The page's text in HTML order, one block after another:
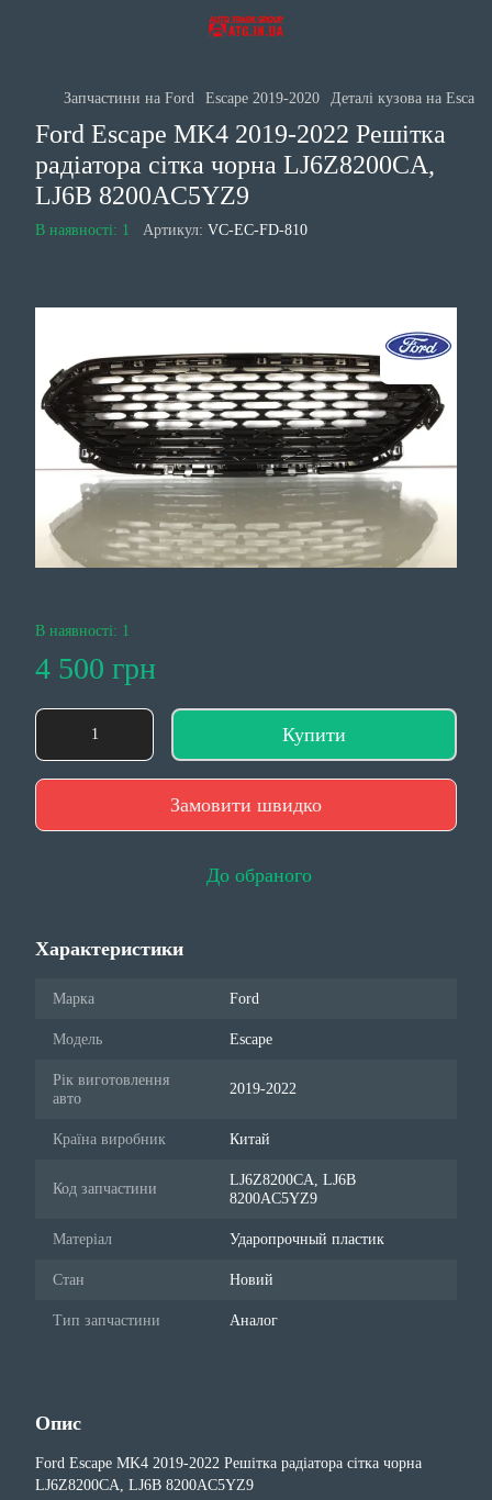
Запчастини на Ford Escape 2019-2020 Деталі кузова на
Ford Escape MK4 2019-2022 Решітка
радіатора сітка чорна LJ6Z8200CA,
LJ6B 8200AC5YZ9
В наявності: 1 Артикул: VC-EC-FD-810
В наявності: 1
4 500 грн
Купити
Замовити швидко
До обраного
Характеристики
Марка Ford
Модель Escape
Рік виготовлення
авто
2019-2022
Країна виробник Китай
Код запчастини
LJ6Z8200CA, LJ6B
8200AC5YZ9
Матеріал Ударопрочный пластик
Стан Новий
Тип запчастини Аналог
Опис
Ford Escape MK4 2019-2022 Решітка радіатора сітка чорна
LJ6Z8200CA, LJ6B 8200AC5YZ9